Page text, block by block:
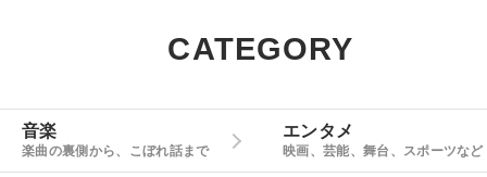
CATEGORY
音楽
楽曲の裏側から、こぼれ話まで
エンタメ
映画、芸能、舞台、スポーツなど